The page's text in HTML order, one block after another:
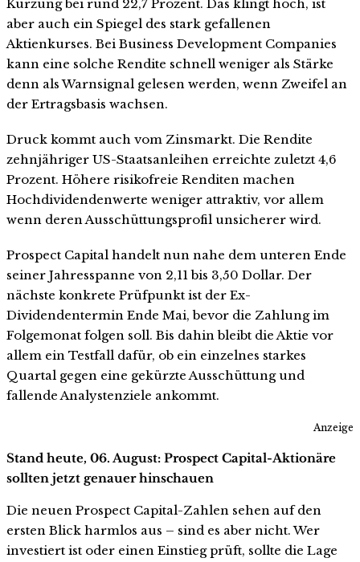
Kürzung bei rund 22,7 Prozent. Das klingt hoch, ist
aber auch ein Spiegel des stark gefallenen
Aktienkurses. Bei Business Development Companies
kann eine solche Rendite schnell weniger als Stärke
denn als Warnsignal gelesen werden, wenn Zweifel an
der Ertragsbasis wachsen.
Druck kommt auch vom Zinsmarkt. Die Rendite
zehnjähriger US-Staatsanleihen erreichte zuletzt 4,6
Prozent. Höhere risikofreie Renditen machen
Hochdividendenwerte weniger attraktiv, vor allem
wenn deren Ausschüttungsprofil unsicherer wird.
Prospect Capital handelt nun nahe dem unteren Ende
seiner Jahresspanne von 2,11 bis 3,50 Dollar. Der
nächste konkrete Prüfpunkt ist der Ex-
Dividendentermin Ende Mai, bevor die Zahlung im
Folgemonat folgen soll. Bis dahin bleibt die Aktie vor
allem ein Testfall dafür, ob ein einzelnes starkes
Quartal gegen eine gekürzte Ausschüttung und
fallende Analystenziele ankommt.
Anzeige
Stand heute, 06. August: Prospect Capital-Aktionäre
sollten jetzt genauer hinschauen
Die neuen Prospect Capital-Zahlen sehen auf den
ersten Blick harmlos aus – sind es aber nicht. Wer
investiert ist oder einen Einstieg prüft, sollte die Lage